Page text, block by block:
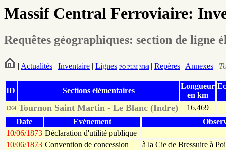
Massif Central Ferroviaire:
Requêtes géographiques: section de ligne
| Actualités | Inventaire | Lignes PO PLM Midi | Repères | Annexes |
ID Sections élémentaires
Longueur
en km
1364 Tournon Saint Martin - Le Blanc (Indre)
16,469
Date
Evénement
10/06/1873 Déclaration d'utilité publique
10/06/1873 Convention de concession
à la Cie de Bressuire à